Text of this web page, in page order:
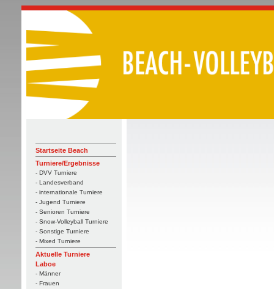
Startseite Beach
Turniere/Ergebnisse
- DVV Turniere
- Landesverband
- internationale Turniere
- Jugend Turniere
- Senioren Turniere
- Snow-Volleyball Turniere
- Sonstige Turniere
- Mixed Turniere
Aktuelle Turniere
Laboe
- Männer
- Frauen